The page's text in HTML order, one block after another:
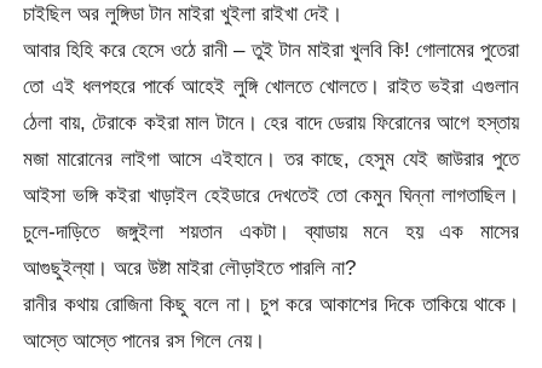
চাইছিল অর লুঙ্গিডা টান মাইরা খুইলা রাইখা দেই।
আবার হিহি করে হেসে ওঠে রানী – তুই টান মাইরা খুলবি কি! গোলামের পুতেরা
তো এই ধলপহরে পার্কে আহেই লুঙ্গি খোলতে খোলতে। রাইত ভইরা এগুলান
ঠেলা বায়, টেরাকে কইরা মাল টানে। হের বাদে ডেরায় ফিরোনের আগে হস্তায়
মজা মারোনের লাইগা আসে এইহানে। তর কাছে, হেসুম যেই জাউরার পুতে
আইসা ভঙ্গি কইরা খাড়াইল হেইডারে দেখতেই তো কেমুন ঘিন্না লাগতাছিল।
চুলে-দাড়িতে জঙ্গুইলা শয়তান একটা। ব্যাডায় মনে হয় এক মাসের
আগুছুইল্যা। অরে উষ্টা মাইরা লৌড়াইতে পারলি না?
রানীর কথায় রোজিনা কিছু বলে না। চুপ করে আকাশের দিকে তাকিয়ে থাকে।
আস্তে আস্তে পানের রস গিলে নেয়।